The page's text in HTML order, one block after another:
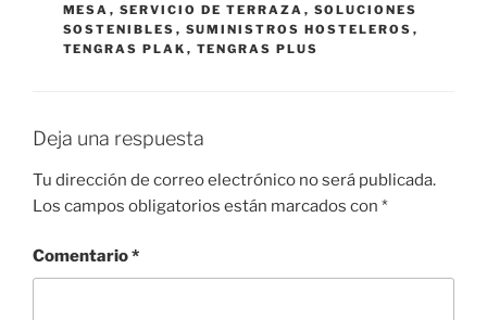
MESA , SERVICIO DE TERRAZA , SOLUCIONES
SOSTENIBLES , SUMINISTROS HOSTELEROS ,
TENGRAS PLAK , TENGRAS PLUS
Deja una respuesta
Tu dirección de correo electrónico no será publicada.
Los campos obligatorios están marcados con *
Comentario*